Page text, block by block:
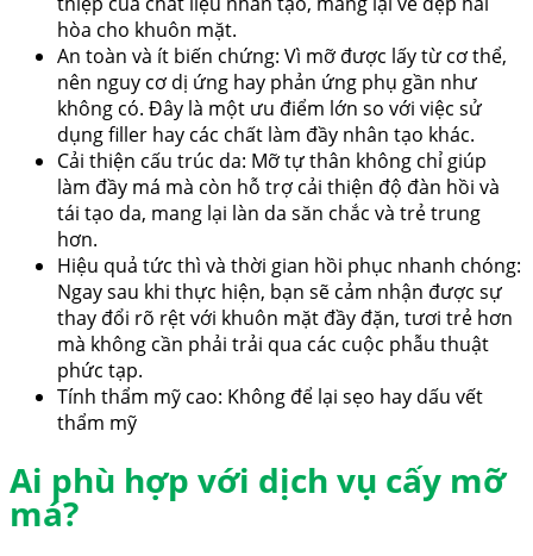
hòa cho khuôn mặt.
An toàn và ít biến chứng: Vì mỡ được lấy từ cơ thể,
nên nguy cơ dị ứng hay phản ứng phụ gần như
không có. Đây là một ưu điểm lớn so với việc sử
dụng filler hay các chất làm đầy nhân tạo khác.
Cải thiện cấu trúc da: Mỡ tự thân không chỉ giúp
làm đầy má mà còn hỗ trợ cải thiện độ đàn hồi và
tái tạo da, mang lại làn da săn chắc và trẻ trung
hơn.
Hiệu quả tức thì và thời gian hồi phục nhanh chóng:
Ngay sau khi thực hiện, bạn sẽ cảm nhận được sự
thay đổi rõ rệt với khuôn mặt đầy đặn, tươi trẻ hơn
mà không cần phải trải qua các cuộc phẫu thuật
phức tạp.
Tính thẩm mỹ cao: Không để lại sẹo hay dấu vết
thẩm mỹ
Ai phù hợp với dịch vụ cấy mỡ
má?